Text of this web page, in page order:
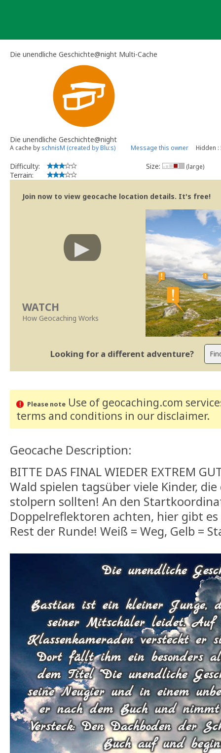
Die unendliche Geschichte@night Multi-Cache
Die unendliche Geschichte@night
A cache by schnisM (created by Blu:s) Message this owner Hidden :
Difficulty:
Terrain:
Size: (large)
Join now to view geocache location details. It's free!
WATCH
How Geocaching Works
Looking for a different adventure?
Please noteUse of geocaching.com
terms and conditions in our disclaimer.
Geocache Description:
BITTE DAS FINAL WIEDER EXTREM
Wald spielen tagsüber viele Kinder,
stolpern sollten! An den
Doppelreflektoren achten, hier gibt
Rest der Runde! Weiß = Weg, Gelb =